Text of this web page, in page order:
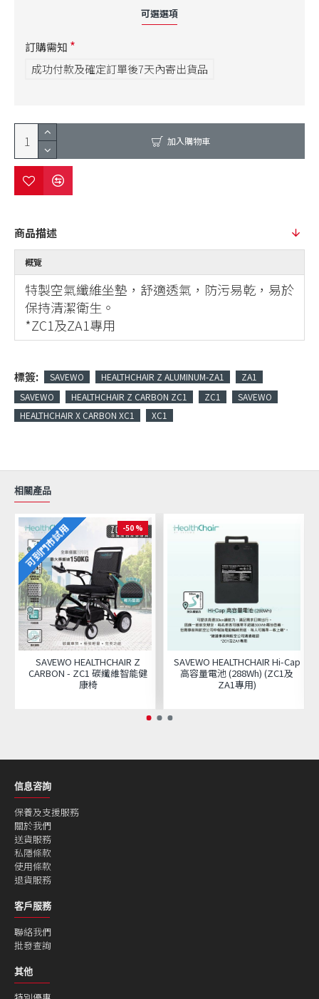
可選選項
訂購需知
成功付款及確定訂單後7天內寄出貨品
加入購物車
商品描述
概覽
特製空氣纖維坐墊，舒適透氣，防污易乾，易於
保持清潔衛生。
*ZC1及ZA1專用
標簽: SAVEWO HEALTHCHAIR Z ALUMINUM-ZA1
ZA1
SAVEWO
HEALTHCHAIR Z CARBON ZC1 ZC1
SAVEWO
HEALTHCHAIR X CARBON XC1
XC1
相關產品
可到門市試用 -50 %
SAVEWO HEALTHCHAIR Z
CARBON - ZC1 碳纖維智能健
康椅
SAVEWO HEALTHCHAIR Hi-Cap
高容量電池 (288Wh) (ZC1及
ZA1專用)
信息咨詢
保養及支援服務
關於我們
送貨服務
私隱條款
使用條款
退貨服務
客戶服務
聯絡我們
批發查詢
其他